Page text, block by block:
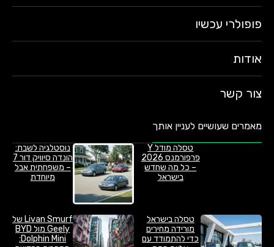
פופולרי עכשיו
אודות
צור קשר
מאמרים שעושיים לעניין אותך
טסלה מודל Y
פרפורמנס 2026
– כל מה שחדש
בישראל
נוסטלגיה לשבת:
הונדה סיוויק דור 7
– משפחתית אבל
מיוחדת
טסלה בישראל
מורידה מחירים
כדי להתמודד עם
Livan Smurf של
Geely מול BYD
Dolphin Mini: